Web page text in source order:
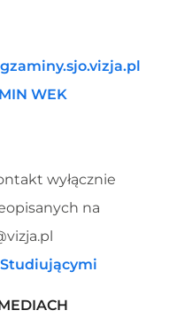
WEK
wyłącznie
na